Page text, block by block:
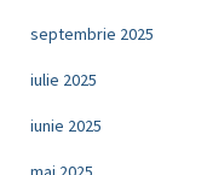
septembrie 2025
iulie 2025
iunie 2025